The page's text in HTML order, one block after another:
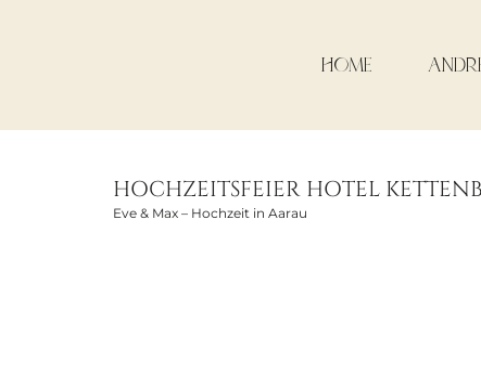
HOME
HOCHZEITSFEIER HOTEL
Eve & Max – Hochzeit in Aarau